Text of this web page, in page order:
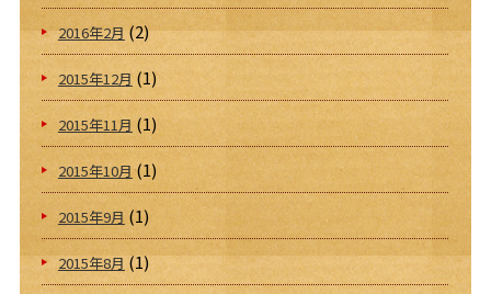
2016年2月(2)
2015年12月(1)
2015年11月(1)
2015年10月(1)
2015年9月 (1)
2015年8月 (1)